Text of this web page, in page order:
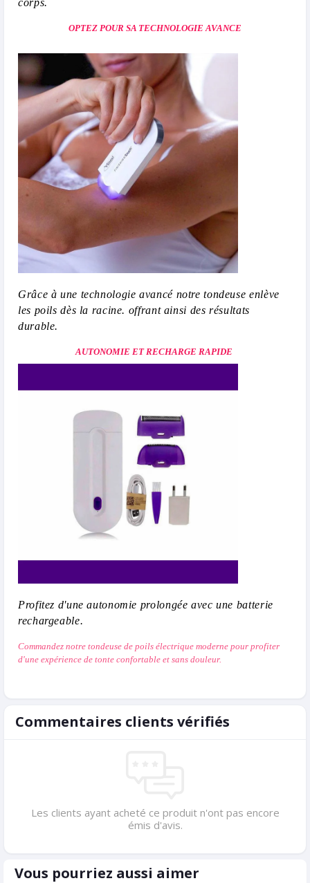
OPTEZ POUR SA TECHNOLOGIE AVANCE
Grâce à une technologie avancé notre tondeuse enlève
les poils dès la racine. offrant ainsi des résultats
durable.
AUTONOMIE ET RECHARGE RAPIDE
Profitez d'une autonomie prolongée avec une batterie
rechargeable.
Commandez notre tondeuse de poils électrique moderne pour profiter
d'une expérience de tonte confortable et sans douleur.
Commentaires clients vérifiés
Les clients ayant acheté ce produit n'ont pas encore
émis d'avis.
Vous pourriez aussi aimer